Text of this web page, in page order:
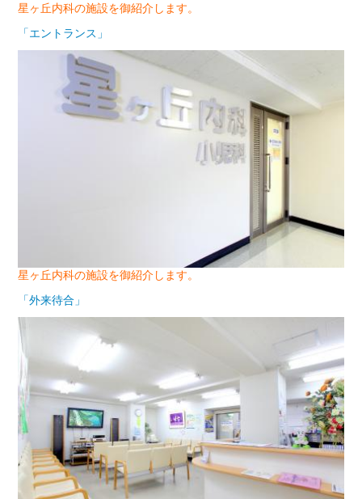
星ヶ丘内科の施設を御紹介します。
「エントランス」
星ヶ丘内科の施設を御紹介します。
「外来待合」